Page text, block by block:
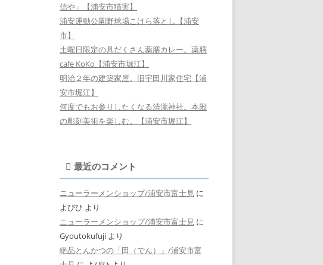
信や」【浦安市猫実】
浦安運動公園野球場こけら落とし【浦安
市】
土曜日限定の具だくさん薬膳カレー。薬膳
cafe KoKo【浦安市堀江】
明治２年の建築家屋。旧宇田川家住宅【浦
安市堀江】
何度でもお参りしたくなる清瀧神社。本殿
の彫刻美術を楽しむ。【浦安市堀江】
最近のコメント
ニューラーメンショップ/浦安市富士見 に
よぴひ より
ニューラーメンショップ/浦安市富士見 に
Gyoutokufuji より
絶品とんかつの「田（でん）」/浦安市富